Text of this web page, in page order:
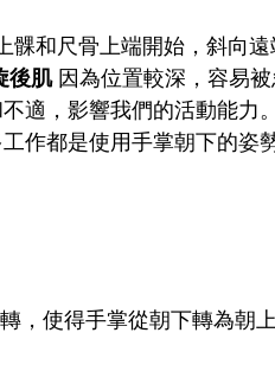
髁和尺骨上端開始，斜向
後肌因為位置較深，容易被
適，影響我們的活動能力。
作都是使用手掌朝下的姿
，使得手掌從朝下轉為朝